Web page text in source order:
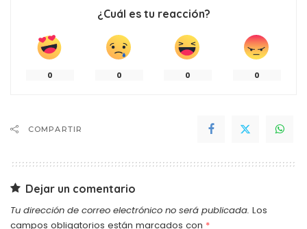
¿Cuál es tu reacción?
0 0 0 0
COMPARTIR
Dejar un comentario
Tu dirección de correo electrónico no será publicada. Los
campos obligatorios están marcados con *